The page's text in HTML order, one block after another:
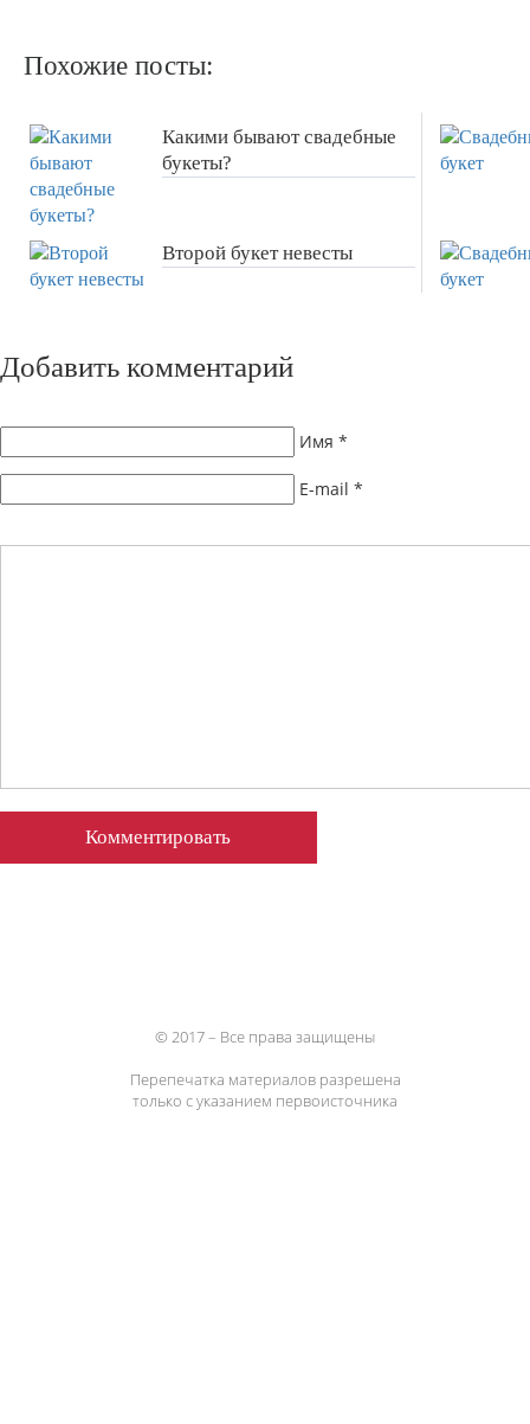
Похожие посты:
Какими бывают свадебные
букеты?
Второй букет невесты
Добавить комментарий
Имя *
E-mail *
© 2017 – Все права защищены
Перепечатка материалов разрешена
только с указанием первоисточника